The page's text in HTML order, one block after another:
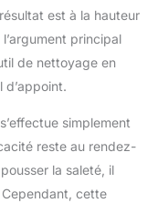
est à la hauteur
principal
de nettoyage en
d’appoint.
simplement
reste au rendez-
la saleté, il
cette